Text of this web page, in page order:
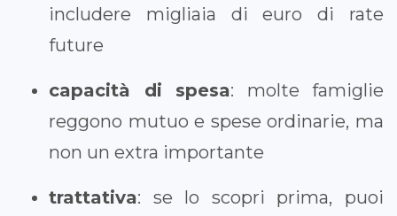
includere migliaia di euro di rate
future
capacità di spesa: molte famiglie
reggono mutuo e spese ordinarie, ma
non un extra importante
trattativa: se lo scopri prima, puoi